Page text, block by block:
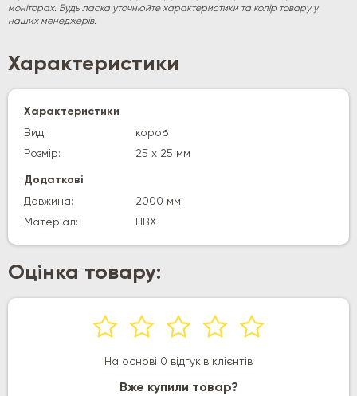
моніторах. Будь ласка уточнюйте характеристики та колір товару у
наших менеджерів.
Характеристики
Характеристики
Вид:
короб
Розмір:
25 х 25 мм
Додаткові
Довжина:
2000 мм
Матеріал:
ПВХ
Оцінка товару:
На основі 0 відгуків клієнтів
Вже купили товар?